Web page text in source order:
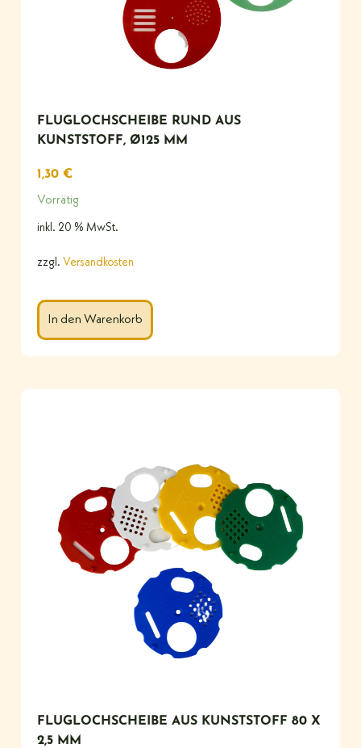
FLUGLOCHSCHEIBE RUND AUS
KUNSTSTOFF, Ø125 MM
1,30 €
Vorrätig
inkl. 20 % MwSt.
zzgl. Versandkosten
In den Warenkorb
FLUGLOCHSCHEIBE AUS KUNSTSTOFF 80 X
2,5 MM